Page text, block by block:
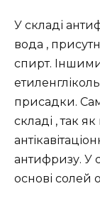
У складі
вода ,
спирт.
присадки.
складі , так
антифризу. У
основі солей